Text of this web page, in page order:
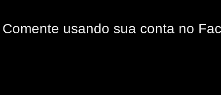
Comente usando sua conta no